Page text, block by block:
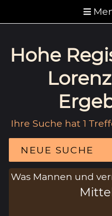
Hohe
Ihre Suche hat 1
NEUE SUCHE
Was Mannen und